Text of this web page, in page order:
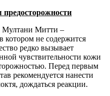
Мултани Митти –
котором не содержится
редко вызывает
чувствительности кожи
Перед первым
рекомендуется нанести
дождаться реакции.